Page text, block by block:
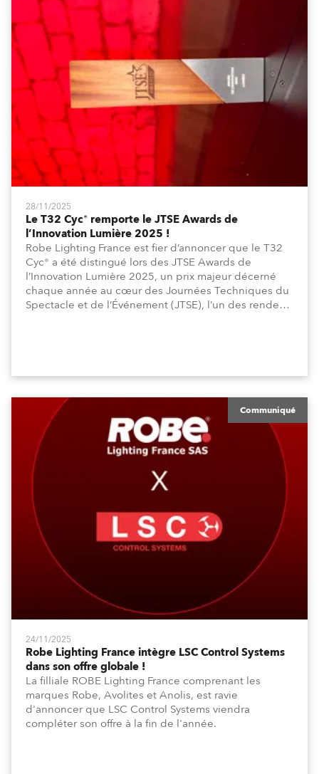
28/11/2025
Le T32 Cyc® remporte le JTSE Awards de
l’Innovation Lumière 2025 !
Robe Lighting France est fier d’annoncer que le T32
Cyc® a été distingué lors des JTSE Awards de
l’Innovation Lumière 2025, un prix majeur décerné
chaque année au cœur des Journées Techniques du
Spectacle et de l’Événement (JTSE), l’un des rendez-
Communiqué
24/11/2025
Robe Lighting France intègre LSC Control Systems
dans son offre globale !
La filliale ROBE Lighting France comprenant les
marques Robe, Avolites et Anolis, est ravie
d'annoncer que LSC Control Systems viendra
compléter son offre à la fin de l'année.